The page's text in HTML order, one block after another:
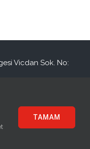
Vicdan Sok. No:
ve Tic. A.Ş | All Rights
TAMAM